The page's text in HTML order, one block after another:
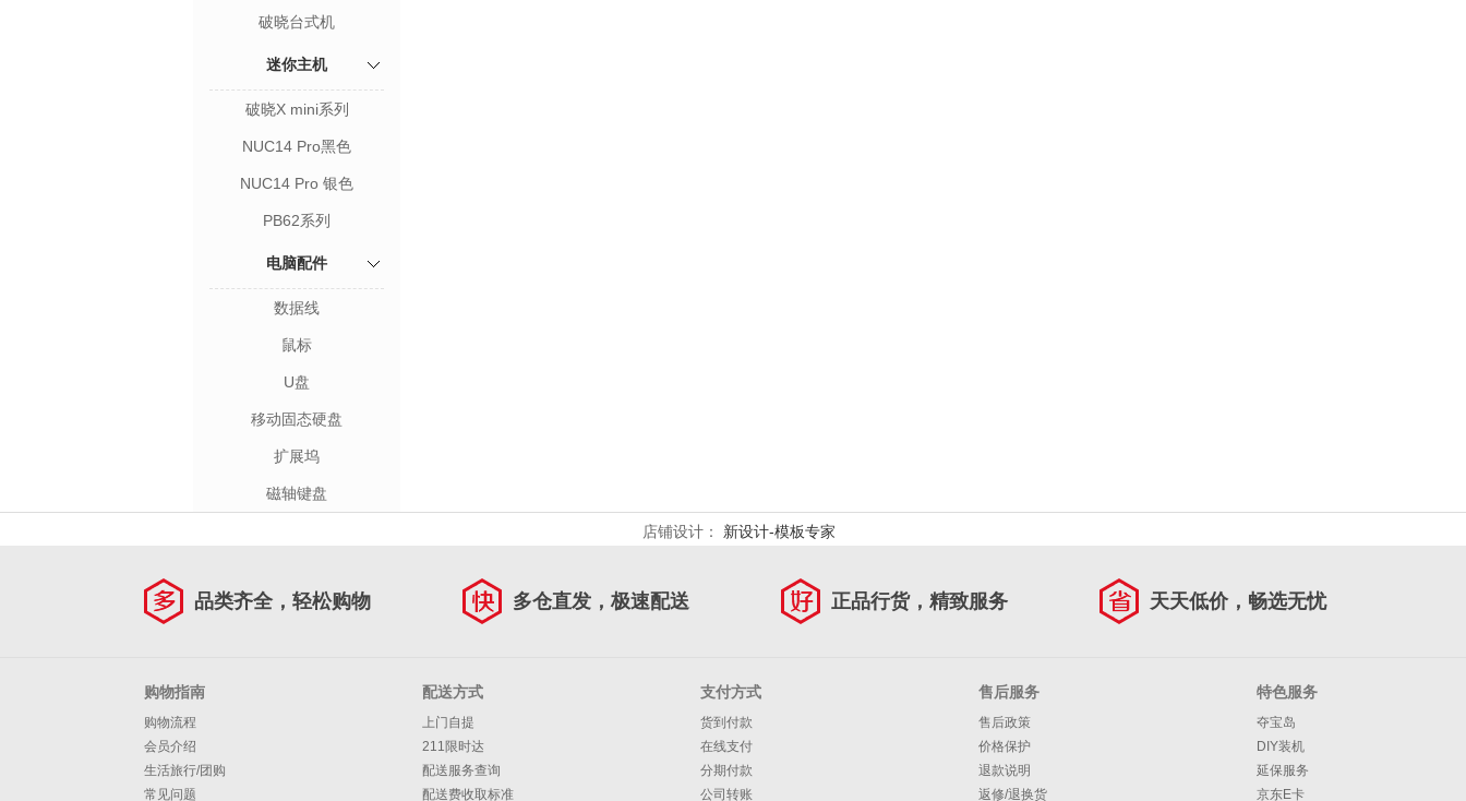
破晓台式机
迷你主机
破晓X mini系列
NUC14 Pro黑色
NUC14 Pro 银色
PB62系列
电脑配件
数据线
鼠标
U盘
移动固态硬盘
扩展坞
磁轴键盘
店铺设计： 新设计-模板专家
品类齐全，轻松购物 多仓直发，极速配送 正品行货，精致服务 天天低价，畅选无忧
购物指南
购物流程
会员介绍
生活旅行/团购
常见问题
配送方式
上门自提
211限时达
配送服务查询
配送费收取标准
支付方式
货到付款
在线支付
分期付款
公司转账
售后服务
售后政策
价格保护
退款说明
返修/退换货
特色服务
夺宝岛
DIY装机
延保服务
京东E卡